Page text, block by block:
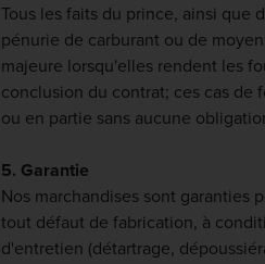
Tous les faits du prince, ainsi que
pénurie de carburant ou de
majeure lorsqu'elles rendent les
conclusion du contrat; ces cas
ou en partie sans aucune
5. Garantie
Nos marchandises sont garanties
tout défaut de fabrication, à
d'entretien (détartrage,